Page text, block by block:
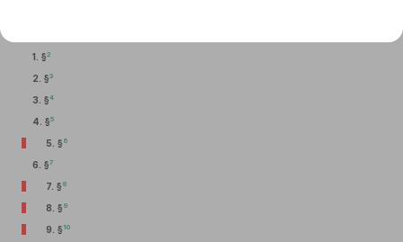
1. §2
2. §3
3. §4
4. §5
5. § 6
6. §7
7. § 8
8. § 9
9. § 10